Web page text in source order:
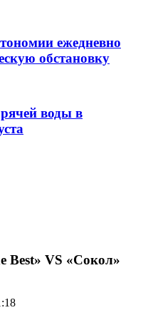
ежедневно
обстановку
воды в
Best» VS «Сокол»